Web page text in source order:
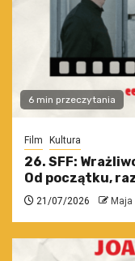
6 min przeczytania
Film Kultura
26. SFF:
Od początku,
21/07/2026 Maja